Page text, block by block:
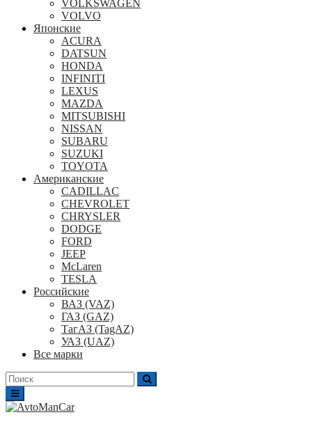
VOLKSWAGEN
VOLVO
Японские
ACURA
DATSUN
HONDA
INFINITI
LEXUS
MAZDA
MITSUBISHI
NISSAN
SUBARU
SUZUKI
TOYOTA
Американские
CADILLAC
CHEVROLET
CHRYSLER
DODGE
FORD
JEEP
McLaren
TESLA
Российские
ВАЗ (VAZ)
ГАЗ (GAZ)
ТагАЗ (TagAZ)
УАЗ (UAZ)
Все марки
Поиск
для: